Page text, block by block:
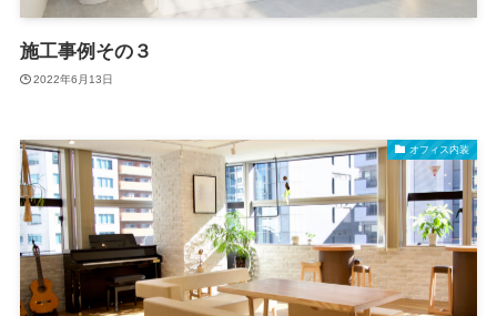
施工事例その３
2022年6月13日
オフィス内装